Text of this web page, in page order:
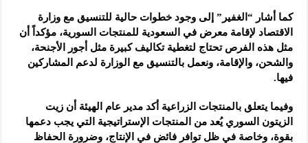
كما أشار “الغفير” إلى وجود خطوات حالية للتنسيق مع وزارة
الاقتصاد لإقامة معرض في السعودية للمنتجات السورية، مؤكداً أن
مثل هذه الفرص تحتاج لتغطية تكاليف كبيرة مثل أجور الأجنحة،
والشحن، والإقامة، ونعمل بالتنسيق مع الوزارة لدعم المشاركين
فيها.
وفيما يتعلق بالمنتجات الزراعية أكد مدير عام الهيئة أن زيت
الزيتون السوري يُعد من المنتجات الإستراتيجية التي يجب دعمها
بقوة، وخاصة في ظل توافر فائض في الإنتاج، وضرورة الحفاظ